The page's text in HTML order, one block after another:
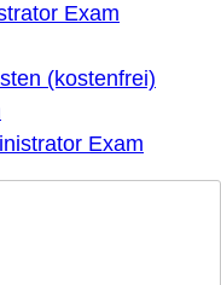
Exam
(kostenfrei)
Exam